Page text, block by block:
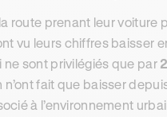
route prenant leur voiture
vu leurs chiffres baisser
sont privilégiés que par
fait que baisser
à l’environnement